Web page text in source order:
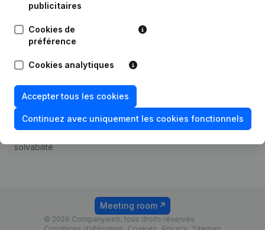
publicitaires
Cookies de
préférence
Cookies analytiques
Accepter tous les cookies
Continuez avec uniquement les cookies fonctionnels
Compliance et prévention
de la fraude
Consulter des comptes
Recherche de numéro de
TVA
solvabilité
Tarifs
© 2026 Companyweb, tous droits réservés.
Meeting room